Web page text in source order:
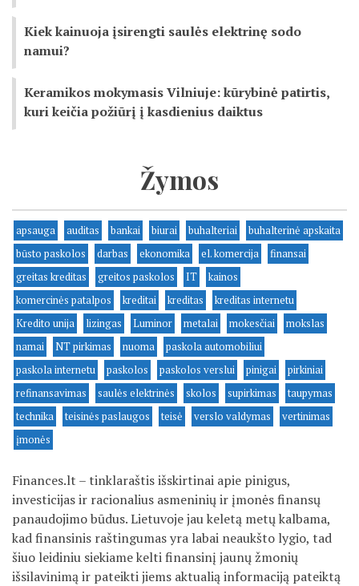
Kiek kainuoja įsirengti saulės elektrinę sodo
namui?
Keramikos mokymasis Vilniuje: kūrybinė patirtis,
kuri keičia požiūrį į kasdienius daiktus
Žymos
apsauga auditas bankai biurai buhalteriai
buhalterinė apskaita
būsto paskolos
darbas ekonomika el. komercija
finansai
greitas kreditas
greitos paskolos IT
kainos
komercinės patalpos
kreditai kreditas
kreditas internetu
Kredito unija
lizingas Luminor metalai mokesčiai
mokslas
namai
NT pirkimas nuoma
paskola automobiliui
paskola internetu
paskolos paskolos verslui pinigai
pirkiniai
refinansavimas
saulės elektrinės skolos supirkimas
taupymas
technika
teisinės paslaugos teisė verslo valdymas
vertinimas
įmonės
Finances.lt – tinklaraštis išskirtinai apie pinigus,
investicijas ir racionalius asmeninių ir įmonės finansų
panaudojimo būdus. Lietuvoje jau keletą metų kalbama,
kad finansinis raštingumas yra labai neaukšto lygio, tad
šiuo leidiniu siekiame kelti finansinį jaunų žmonių
išsilavinimą ir pateikti jiems aktualią informaciją pateiktą